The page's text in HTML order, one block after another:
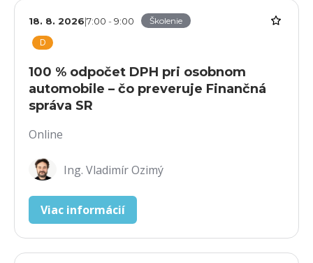
18. 8. 2026|7:00 - 9:00 Školenie
D
100 % odpočet DPH pri osobnom
automobile – čo preveruje Finančná
správa SR
Online
Ing. Vladimír Ozimý
Viac informácií